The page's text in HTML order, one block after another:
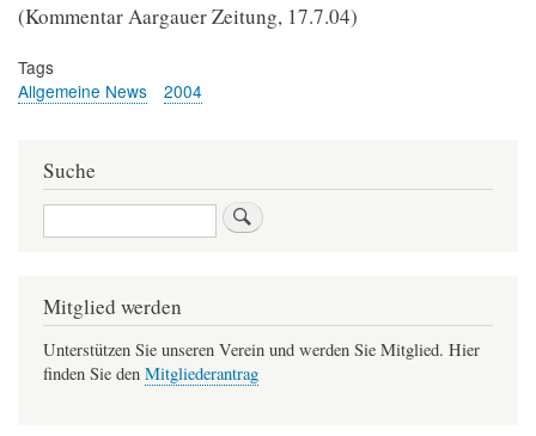
(Kommentar Aargauer Zeitung, 17.7.04)
Tags
Allgemeine News
2004
Suche
Suche
Mitglied werden
Unterstützen Sie unseren Verein und werden Sie Mitglied. Hier
finden Sie den Mitgliederantrag